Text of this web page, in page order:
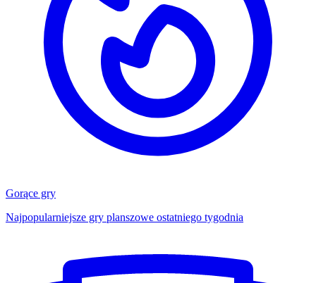
Gorące gry
Najpopularniejsze gry planszowe ostatniego tygodnia